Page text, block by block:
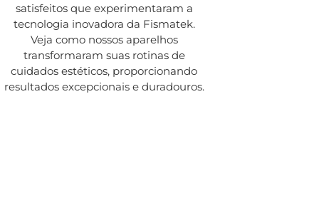
satisfeitos que experimentaram a
tecnologia inovadora da Fismatek.
Veja como nossos aparelhos
transformaram suas rotinas de
cuidados estéticos, proporcionando
resultados excepcionais e duradouros.